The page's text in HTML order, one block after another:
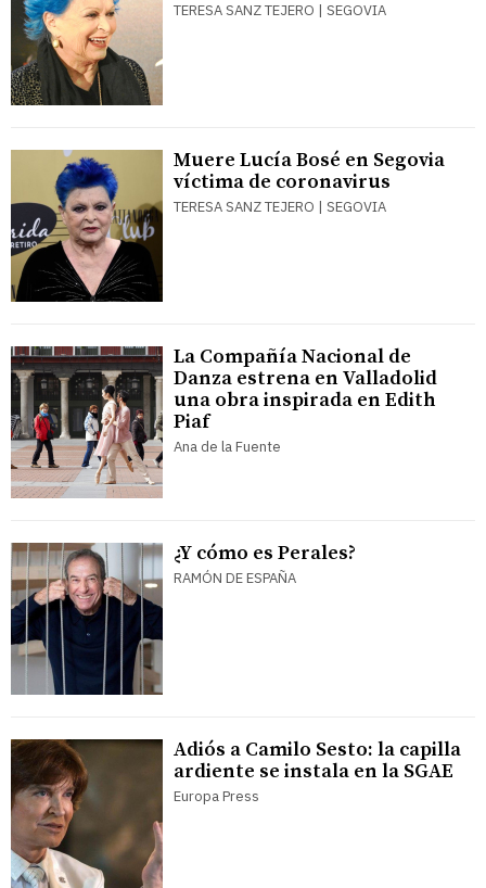
TERESA SANZ TEJERO | SEGOVIA
Muere Lucía Bosé en Segovia
víctima de coronavirus
TERESA SANZ TEJERO | SEGOVIA
La Compañía Nacional de
Danza estrena en Valladolid
una obra inspirada en Edith
Piaf
Ana de la Fuente
¿Y cómo es Perales?
RAMÓN DE ESPAÑA
Adiós a Camilo Sesto: la capilla
ardiente se instala en la SGAE
Europa Press